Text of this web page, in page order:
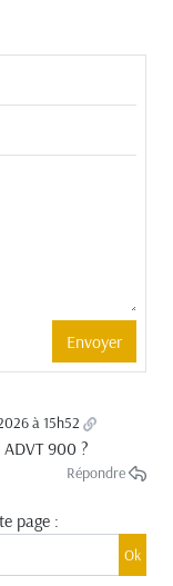
à 15h52
900 ?
Répondre
page :
Ok